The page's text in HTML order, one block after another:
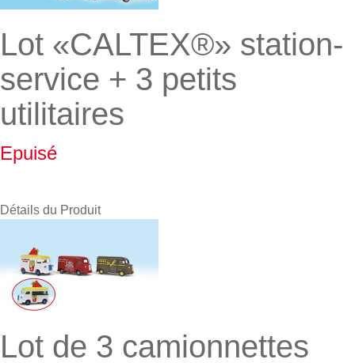
Lot «CALTEX®» station-
service + 3 petits
utilitaires
Epuisé
Détails du Produit
Lot de 3 camionnettes